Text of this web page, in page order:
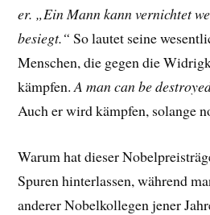
er. „Ein Mann kann vernichtet
besiegt.“So lautet seine
Menschen, die gegen die
kämpfen. A man can be
Auch er wird kämpfen, solange
Warum hat dieser
Spuren hinterlassen, während
anderer Nobelkollegen jener